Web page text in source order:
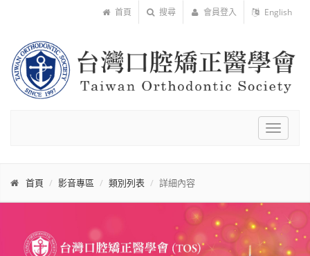
首頁 搜尋 會員登入 English
Toggle
首頁 影音專區 類別列表 詳細內容